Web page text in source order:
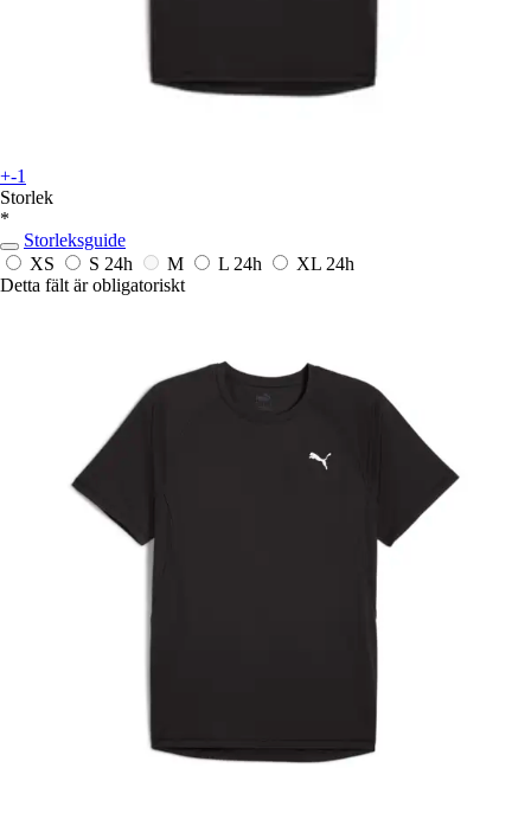
+-1
Storlek
*
Storleksguide
XS
S 24h M L 24h XL 24h
Detta fält är obligatoriskt